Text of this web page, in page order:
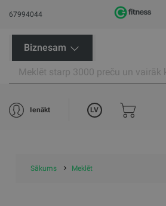
67994044
Biznesam
Ienākt LV
Sākums Meklēt